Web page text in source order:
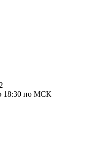
18:30 по МСК